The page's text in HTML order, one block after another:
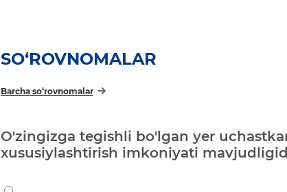
SO‘ROVNOMALAR
Barcha so‘rovnomalar
O'zingizga tegishli bo'lgan yer
xususiylashtirish imkoniyati